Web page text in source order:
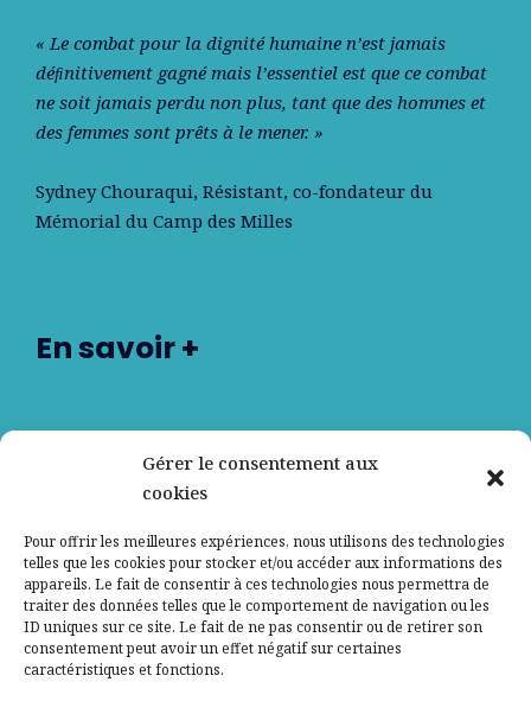
Gérer le consentement aux
cookies
Pour offrir les meilleures expériences, nous utilisons des technologies
telles que les cookies pour stocker et/ou accéder aux informations des
appareils. Le fait de consentir à ces technologies nous permettra de
traiter des données telles que le comportement de navigation ou les
ID uniques sur ce site. Le fait de ne pas consentir ou de retirer son
consentement peut avoir un effet négatif sur certaines
caractéristiques et fonctions.
« Le combat pour la dignité humaine n’est jamais
déﬁnitivement gagné mais l’essentiel est que ce combat
ne soit jamais perdu non plus, tant que des hommes et
des femmes sont prêts à le mener. »
Sydney Chouraqui, Résistant, co-fondateur du
Mémorial du Camp des Milles
En savoir +
Contactez-nous
Mentions légales